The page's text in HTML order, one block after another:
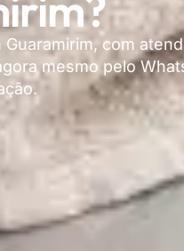
com
mesmo pelo